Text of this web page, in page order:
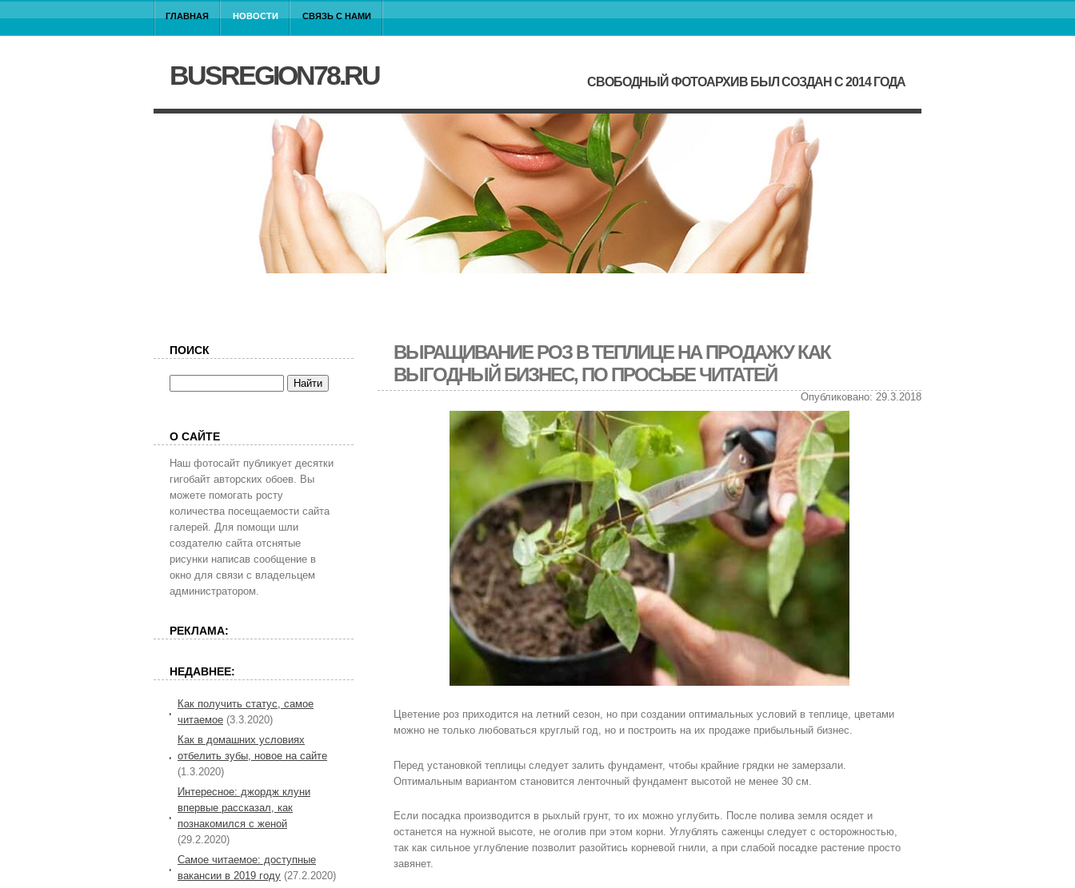
ГЛАВНАЯ НОВОСТИ СВЯЗЬ С НАМИ
BUSREGION78.RU СВОБОДНЫЙ ФОТОАРХИВ БЫЛ СОЗДАН С 2014 ГОДА
ВЫРАЩИВАНИЕ РОЗ В ТЕПЛИЦЕ НА ПРОДАЖУ КАК
ВЫГОДНЫЙ БИЗНЕС, ПО ПРОСЬБЕ ЧИТАТЕЙ
Опубликовано: 29.3.2018
Цветение роз приходится на летний сезон, но при создании оптимальных условий в теплице, цветами
можно не только любоваться круглый год, но и построить на их продаже прибыльный бизнес.
Перед установкой теплицы следует залить фундамент, чтобы крайние грядки не замерзали.
Оптимальным вариантом становится ленточный фундамент высотой не менее 30 см.
Если посадка производится в рыхлый грунт, то их можно углубить. После полива земля осядет и
останется на нужной высоте, не оголив при этом корни. Углублять саженцы следует с осторожностью,
так как сильное углубление позволит разойтись корневой гнили, а при слабой посадке растение просто
завянет.
ПОИСК
О САЙТЕ
Наш фотосайт публикует десятки
гигобайт авторских обоев. Вы
можете помогать росту
количества посещаемости сайта
галерей. Для помощи шли
создателю сайта отснятые
рисунки написав сообщение в
окно для связи с владельцем
администратором.
РЕКЛАМА:
НЕДАВНЕЕ:
Как получить статус, самое
читаемое (3.3.2020)
Как в домашних условиях
отбелить зубы, новое на сайте
(1.3.2020)
Интересное: джордж клуни
впервые рассказал, как
познакомился с женой
(29.2.2020)
Самое читаемое: доступные
вакансии в 2019 году (27.2.2020)